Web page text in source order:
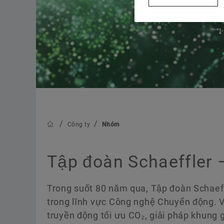
Công ty Nhóm
Tập đoàn Schaeffler
Trong suốt 80 năm qua, Tập đoàn
trong lĩnh vực Công nghệ Chuyển động.
truyền động tối ưu CO₂, giải pháp